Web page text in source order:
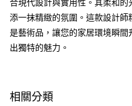
AFTEE先享後付
相關說明
【關於「AFTEE先享後付」】
２．便利：只要手機號碼，簡訊認證
３．安心：先確認商品／服務後，再
合現代設計與實用性。其柔和
添一抹精緻的氛圍。這款設計
是藝術品，讓您的家居環境瞬
出獨特的魅力。
相關分類